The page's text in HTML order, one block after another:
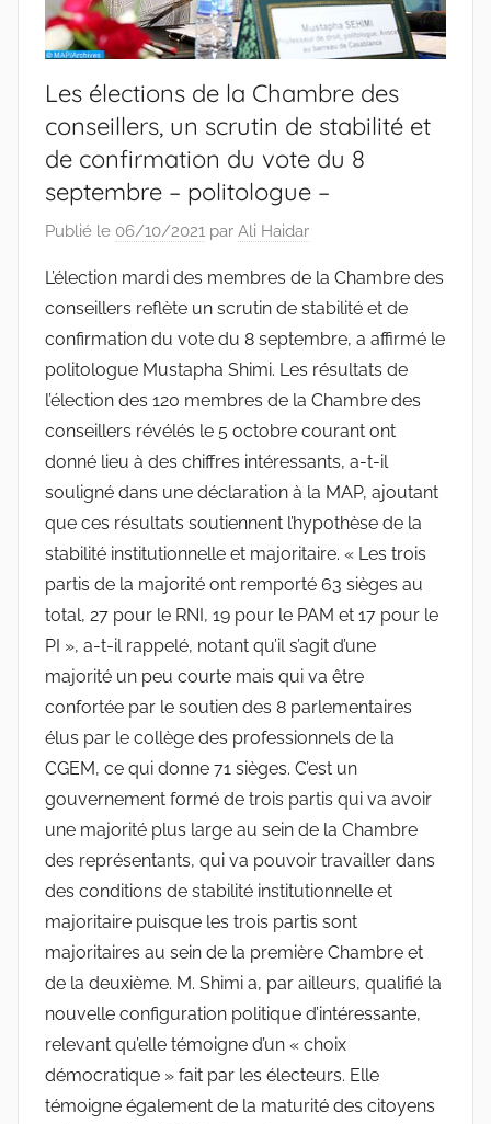
Les élections de la Chambre des
conseillers, un scrutin de stabilité et
de confirmation du vote du 8
septembre – politologue –
Publié le 06/10/2021 par Ali Haidar
L’élection mardi des membres de la Chambre des
conseillers reflète un scrutin de stabilité et de
confirmation du vote du 8 septembre, a affirmé le
politologue Mustapha Shimi. Les résultats de
l’élection des 120 membres de la Chambre des
conseillers révélés le 5 octobre courant ont
donné lieu à des chiffres intéressants, a-t-il
souligné dans une déclaration à la MAP, ajoutant
que ces résultats soutiennent l’hypothèse de la
stabilité institutionnelle et majoritaire. « Les trois
partis de la majorité ont remporté 63 sièges au
total, 27 pour le RNI, 19 pour le PAM et 17 pour le
PI », a-t-il rappelé, notant qu’il s’agit d’une
majorité un peu courte mais qui va être
confortée par le soutien des 8 parlementaires
élus par le collège des professionnels de la
CGEM, ce qui donne 71 sièges. C’est un
gouvernement formé de trois partis qui va avoir
une majorité plus large au sein de la Chambre
des représentants, qui va pouvoir travailler dans
des conditions de stabilité institutionnelle et
majoritaire puisque les trois partis sont
majoritaires au sein de la première Chambre et
de la deuxième. M. Shimi a, par ailleurs, qualifié la
nouvelle configuration politique d’intéressante,
relevant qu’elle témoigne d’un « choix
démocratique » fait par les électeurs. Elle
témoigne également de la maturité des citoyens